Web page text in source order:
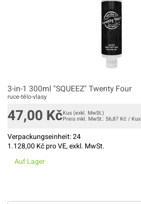
3-in-1 300ml "SQUEEZ" Twenty Four
ruce-tělo-vlasy
47,00 KčKus (exkl. MwSt.)
Preis inkl. MwSt.: 56,87 Kč / Kus
Verpackungseinheit:24
1.128,00 Kč pro VE, exkl. MwSt.
Auf Lager